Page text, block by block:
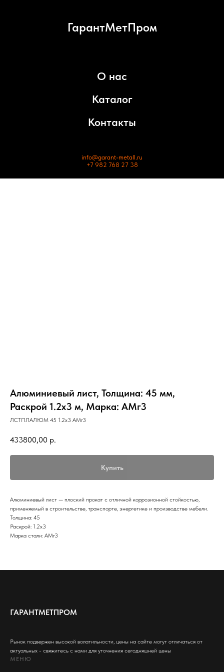
ГарантМетПром
О нас
Каталог
Контакты
info@garant-metall.ru
+7 982 768 27 38
Алюминиевый лист, Толщина: 45 мм,
Раскрой 1.2х3 м, Марка: АМг3
ЛСТПЛАЛЮМ 45 1.2х3 АМг3
433800,00 р.
Купить
Алюминиевый лист — плоский прокат с отличной коррозионной стойкостью,
применяемый в строительстве, транспорте, энергетике и производстве мебели.
Толщина: 45
Раскрой: 1.2х3
Марка стали: АМг3
ГАРАНТМЕТПРОМ
Рынок подвержен высокой волатильности, цены на сайте могут отличаться от
актуальных - свяжитесь с нами для уточнения сегодняшней цены
МЕНЮ